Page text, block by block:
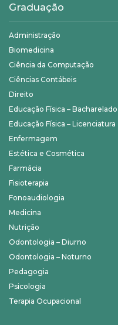
Graduação
Administração
Biomedicina
Ciência da Computação
Ciências Contábeis
Direito
Educação Física – Bacharelado
Educação Física – Licenciatura
Enfermagem
Estética e Cosmética
Farmácia
Fisioterapia
Fonoaudiologia
Medicina
Nutrição
Odontologia – Diurno
Odontologia – Noturno
Pedagogia
Psicologia
Terapia Ocupacional